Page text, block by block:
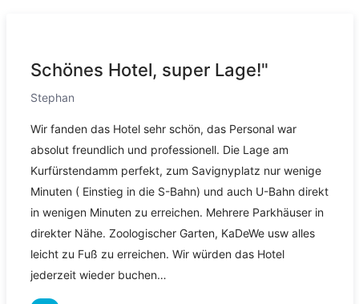
Schönes Hotel, super Lage!"
Stephan
Wir fanden das Hotel sehr schön, das Personal war
absolut freundlich und professionell. Die Lage am
Kurfürstendamm perfekt, zum Savignyplatz nur wenige
Minuten ( Einstieg in die S-Bahn) und auch U-Bahn direkt
in wenigen Minuten zu erreichen. Mehrere Parkhäuser in
direkter Nähe. Zoologischer Garten, KaDeWe usw alles
leicht zu Fuß zu erreichen. Wir würden das Hotel
jederzeit wieder buchen…